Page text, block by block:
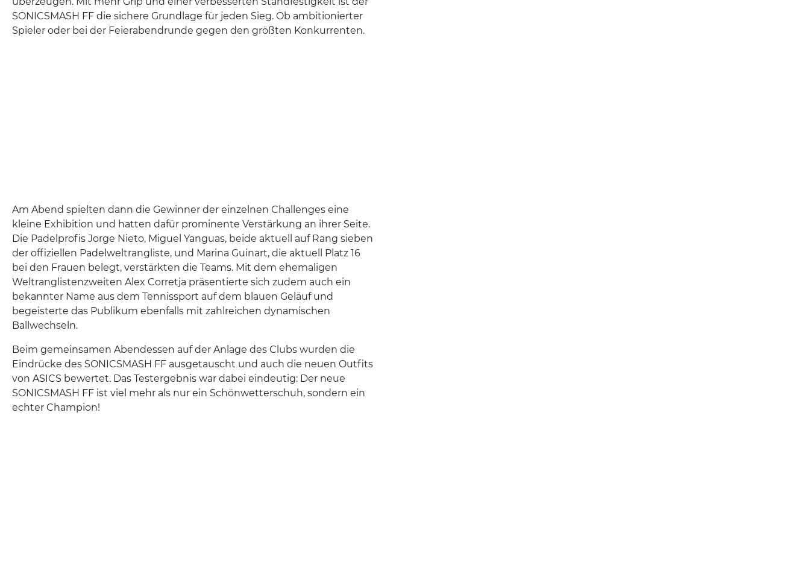
SONICSMASH FF die sichere Grundlage für jeden Sieg. Ob ambitionierter
Spieler oder bei der Feierabendrunde gegen den größten Konkurrenten.
Am Abend spielten dann die Gewinner der einzelnen Challenges eine
kleine Exhibition und hatten dafür prominente Verstärkung an ihrer Seite.
Die Padelprofis Jorge Nieto, Miguel Yanguas, beide aktuell auf Rang sieben
der offiziellen Padelweltrangliste, und Marina Guinart, die aktuell Platz 16
bei den Frauen belegt, verstärkten die Teams. Mit dem ehemaligen
Weltranglistenzweiten Alex Corretja präsentierte sich zudem auch ein
bekannter Name aus dem Tennissport auf dem blauen Geläuf und
begeisterte das Publikum ebenfalls mit zahlreichen dynamischen
Ballwechseln.
Beim gemeinsamen Abendessen auf der Anlage des Clubs wurden die
Eindrücke des SONICSMASH FF ausgetauscht und auch die neuen Outfits
von ASICS bewertet. Das Testergebnis war dabei eindeutig: Der neue
SONICSMASH FF ist viel mehr als nur ein Schönwetterschuh, sondern ein
echter Champion!